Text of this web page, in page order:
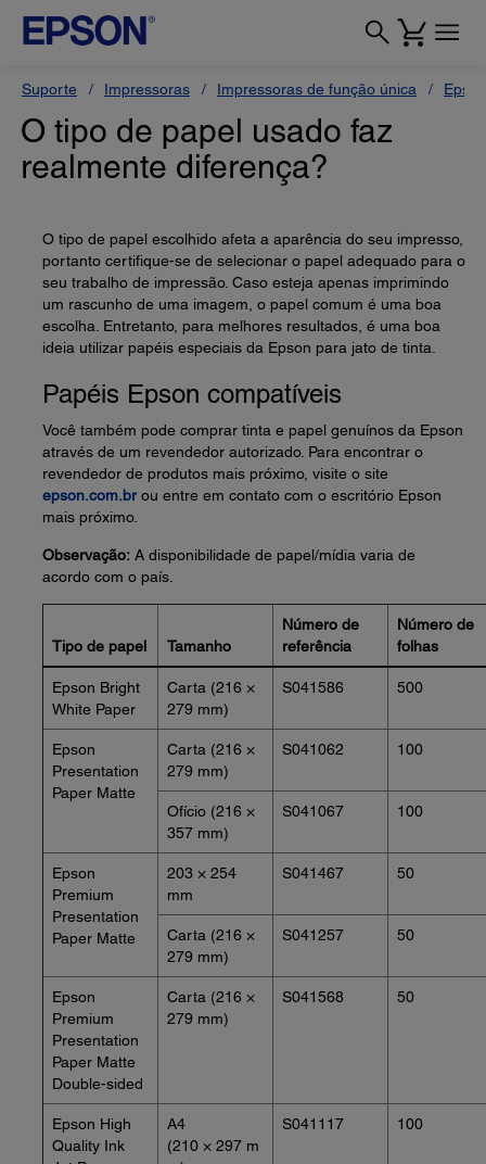
Suporte Impressoras Impressoras de função única
O tipo de papel usado faz
realmente diferença?
O tipo de papel escolhido afeta a aparência do seu impresso,
portanto certifique-se de selecionar o papel adequado para o
seu trabalho de impressão. Caso esteja apenas imprimindo
um rascunho de uma imagem, o papel comum é uma boa
escolha. Entretanto, para melhores resultados, é uma boa
ideia utilizar papéis especiais da Epson para jato de tinta.
Papéis Epson compatíveis
Você também pode comprar tinta e papel genuínos da Epson
através de um revendedor autorizado. Para encontrar o
revendedor de produtos mais próximo, visite o site
epson.com.brou entre em contato com o escritório Epson
mais próximo.
Observação: A disponibilidade de papel/mídia varia de
acordo com o país.
Tipo de papel Tamanho
Número de
referência
Número de
folhas
Epson Bright
White Paper
Carta (216 ×
279 mm)
S041586 500
Epson
Presentation
Paper Matte
Carta (216 ×
279 mm)
S041062 100
Ofício (216 ×
357 mm)
S041067 100
Epson
Premium
Presentation
Paper Matte
203 × 254
mm
S041467 50
Carta (216 ×
279 mm)
S041257 50
Epson
Premium
Presentation
Paper Matte
Double-sided
Carta (216 ×
279 mm)
S041568 50
Epson High
Quality Ink
A4
(210 × 297 m
S041117 100